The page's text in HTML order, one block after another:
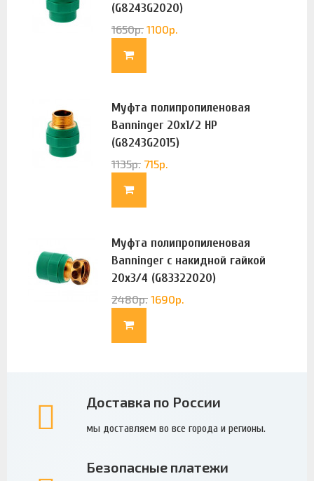
(G8243G2020)
1650р. 1100р.
Муфта полипропиленовая
Banninger 20х1/2 НР
(G8243G2015)
1135р. 715р.
Муфта полипропиленовая
Banninger с накидной гайкой
20х3/4 (G83322020)
2480р. 1690р.
Доставка по России
мы доставляем во все города и регионы.
Безопасные платежи